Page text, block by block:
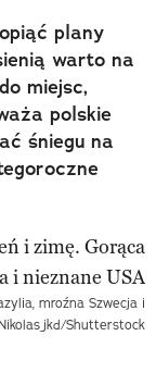
plany
warto na
miejsc,
polskie
śniegu na
mroźna Szwecja i
Shutterstock